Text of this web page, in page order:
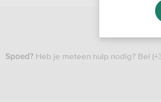
Spoed? Heb je meteen hulp nodig? Bel